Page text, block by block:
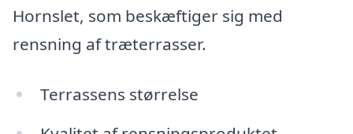
Hornslet, som beskæftiger sig med
rensning af træterrasser.
Terrassens størrelse